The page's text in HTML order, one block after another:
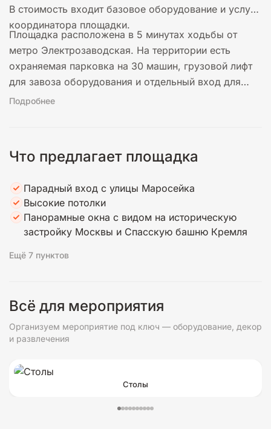
В стоимость входит базовое оборудование и услуги
координатора площадки.
Площадка расположена в 5 минутах ходьбы от
метро Электрозаводская. На территории есть
охраняемая парковка на 30 машин, грузовой лифт
для завоза оборудования и отдельный вход для
гостей.
Подробнее
Что предлагает площадка
Парадный вход с улицы Маросейка
Высокие потолки
Панорамные окна с видом на историческую
застройку Москвы и Спасскую башню Кремля
Ещё 7 пунктов
Всё для мероприятия
Организуем мероприятие под ключ — оборудование, декор
и развлечения
Столы